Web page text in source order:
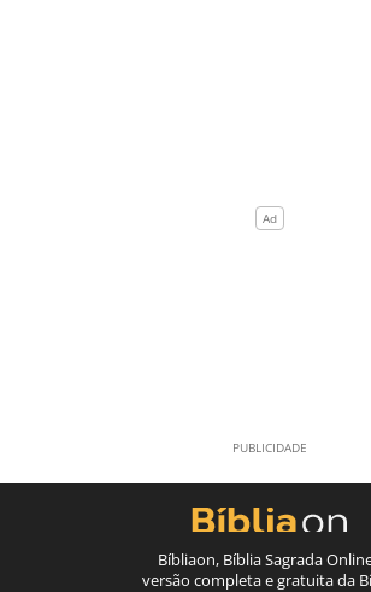
Bíbliaon, Bíblia Sagrada
versão completa e gratuita da